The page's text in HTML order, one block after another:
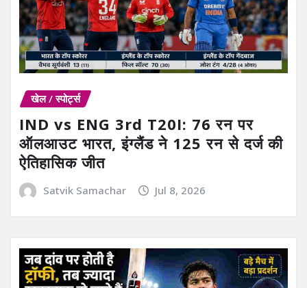
खेल / स्पोर्ट्स
IND vs ENG 3rd T20I: 76 रन पर
ऑलआउट भारत, इंग्लैंड ने 125 रन से दर्ज की
ऐतिहासिक जीत
Satvik Samachar Jul 8, 2026